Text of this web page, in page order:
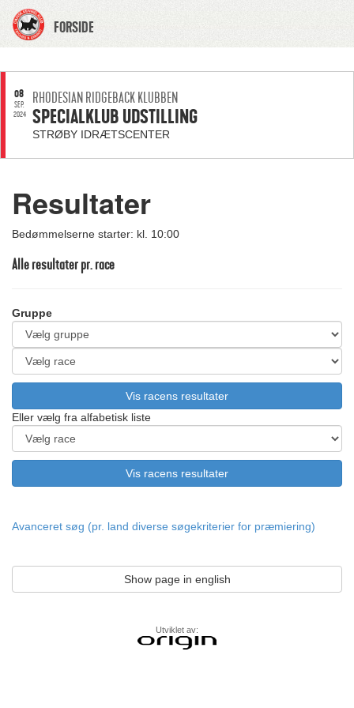
FORSIDE
08
SEP.
2024
RHODESIAN RIDGEBACK KLUBBEN
SPECIALKLUB UDSTILLING
STRØBY IDRÆTSCENTER
Resultater
Bedømmelserne starter: kl. 10:00
Alle resultater pr. race
Gruppe
Eller vælg fra alfabetisk liste
Avanceret søg (pr. land diverse søgekriterier for præmiering)
Show page in english
Utviklet av: